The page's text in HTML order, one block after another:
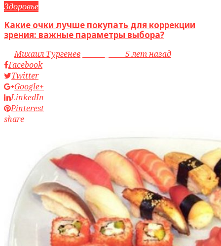
Здоровье
Какие очки лучше покупать для коррекции
зрения: важные параметры выбора?
byМихаил Тургенев
5 лет назад
Facebook
Twitter
Google+
LinkedIn
Pinterest
share